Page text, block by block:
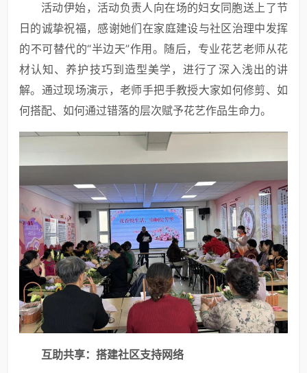
活动伊始，活动负责人向在场的妇女同胞送上了节
日的诚挚祝福，感谢她们在家庭建设与社区治理中发挥
的不可替代的“半边天”作用。随后，专业花艺老师从花
材认知、养护技巧到造型美学，进行了深入浅出的讲
解。通过现场演示，老师手把手教授大家如何修剪、如
何搭配、如何通过错落的层次赋予花艺作品生命力。
互助共享：搭建社区支持网络